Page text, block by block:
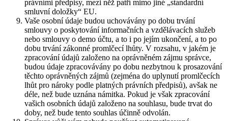
právními předpisy, mezi něž patří mimo jiné „standardní
smluvní doložky“ EU.
Vaše osobní údaje budou uchovávány po dobu trvání
smlouvy o poskytování informačních a vzdělávacích služeb
nebo smlouvy o demo účtu, a to i po jejím ukončení, a to po
dobu trvání zákonné promlčecí lhůty. V rozsahu, v jakém je
zpracování údajů založeno na oprávněném zájmu správce,
budou údaje zpracovávány po dobu nezbytnou k prosazování
těchto oprávněných zájmů (zejména do uplynutí promlčecích
lhůt pro nároky podle platných právních předpisů), avšak ne
déle, než bude uznána námitka. Pokud je však zpracování
vašich osobních údajů založeno na souhlasu, bude trvat do
doby, než bude tento souhlas účinně odvolán.